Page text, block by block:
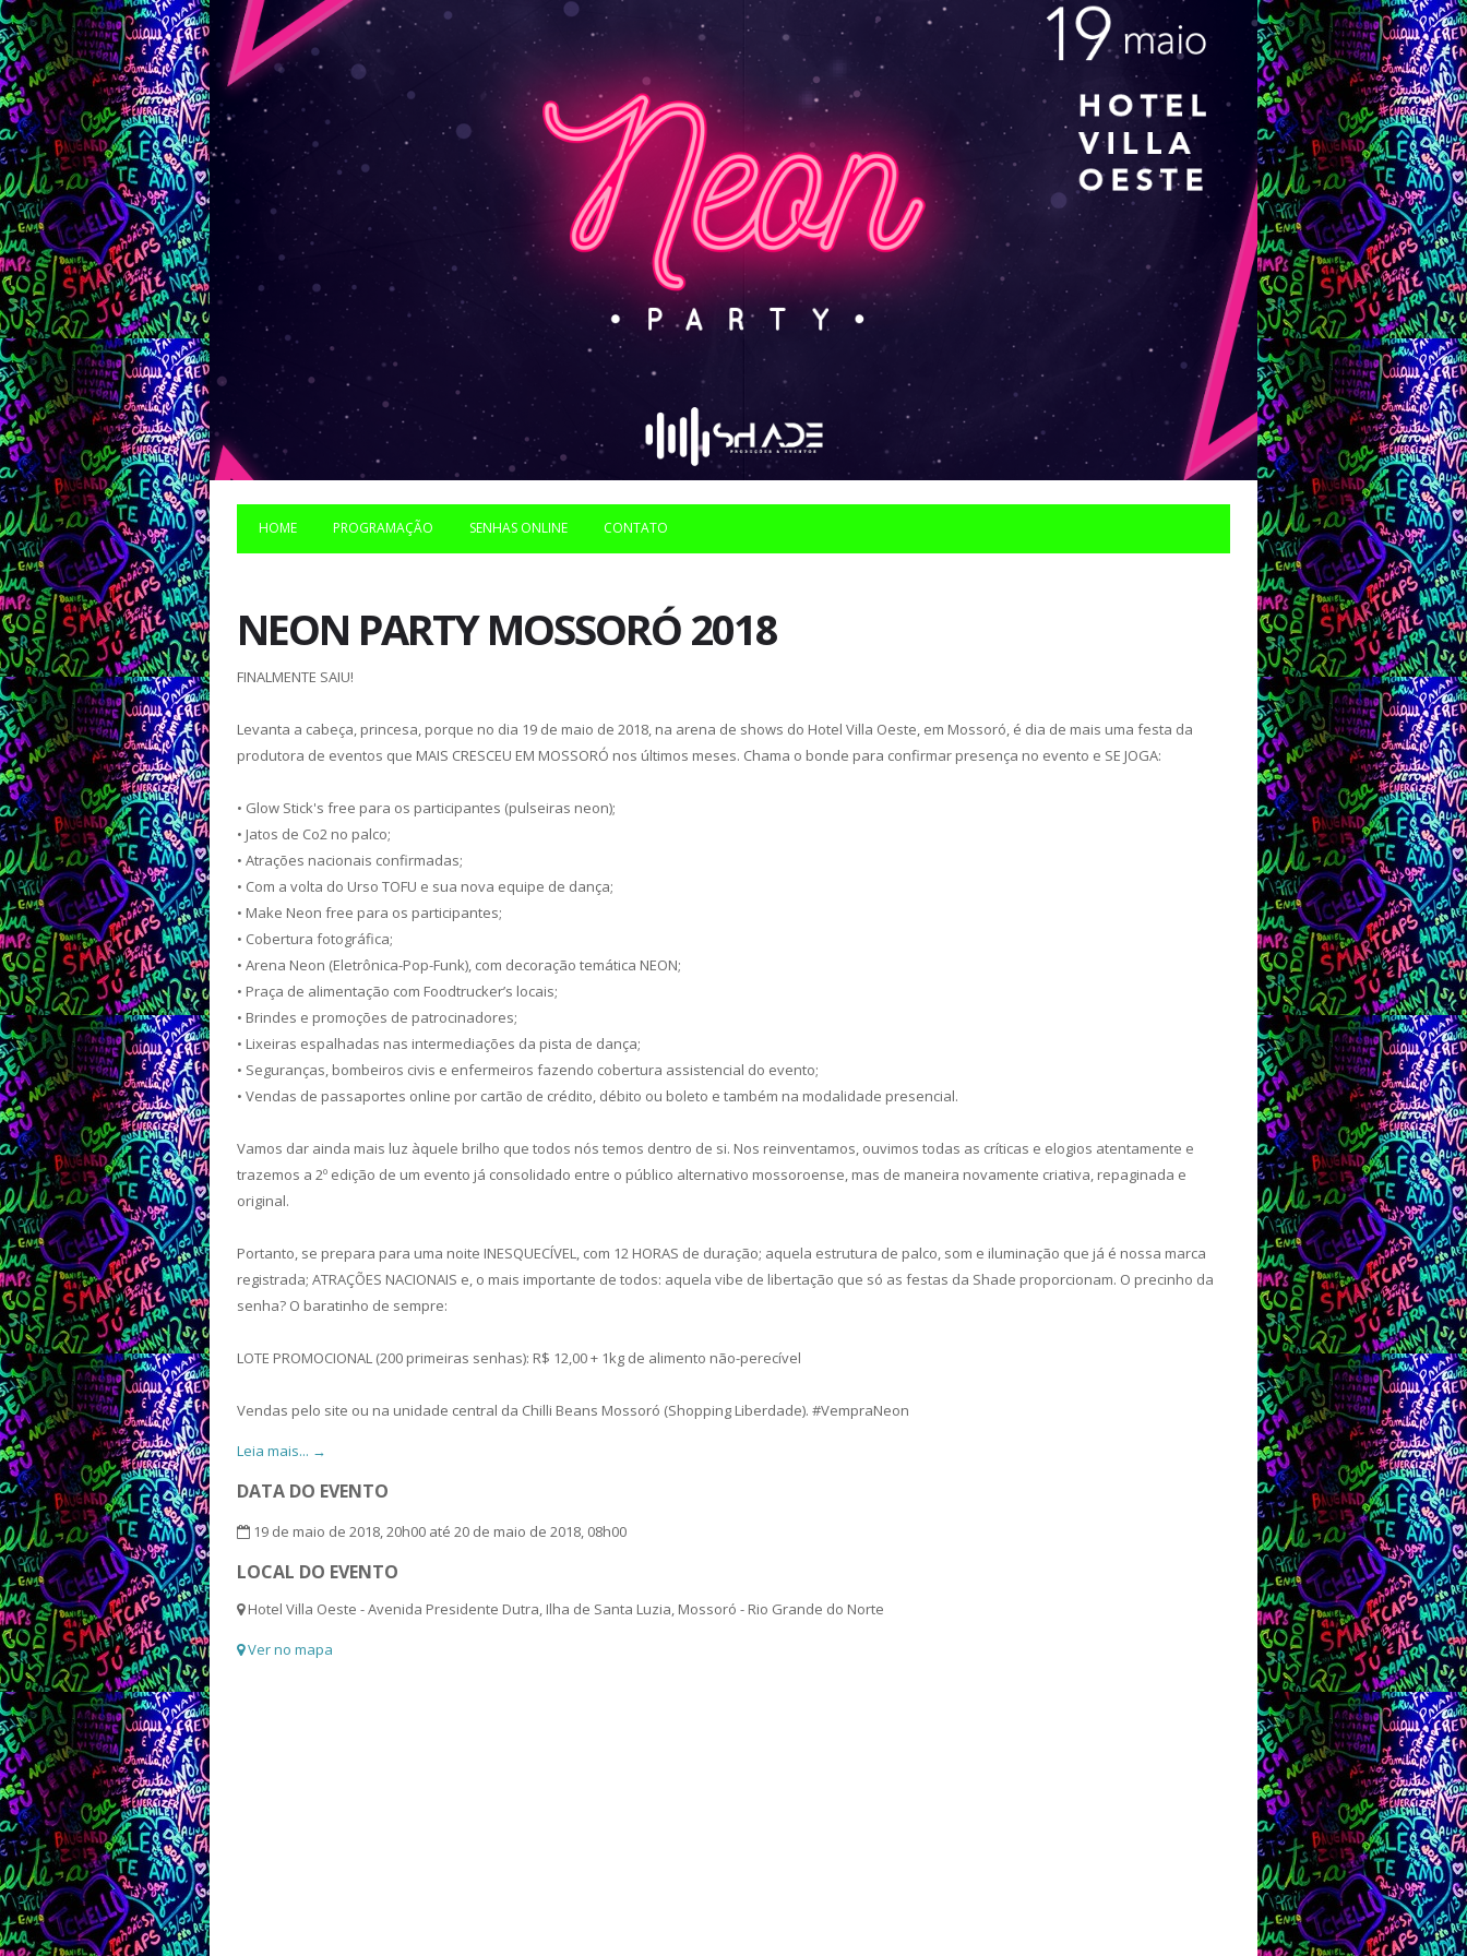
HOME PROGRAMAÇÃO SENHAS ONLINE CONTATO
NEON PARTY MOSSORÓ 2018
FINALMENTE SAIU!
Levanta a cabeça, princesa, porque no dia 19 de maio de 2018, na arena de shows do Hotel Villa Oeste, em Mossoró, é dia de mais uma festa da
produtora de eventos que MAIS CRESCEU EM MOSSORÓ nos últimos meses. Chama o bonde para confirmar presença no evento e SE JOGA:
• Glow Stick's free para os participantes (pulseiras neon);
• Jatos de Co2 no palco;
• Atrações nacionais confirmadas;
• Com a volta do Urso TOFU e sua nova equipe de dança;
• Make Neon free para os participantes;
• Cobertura fotográfica;
• Arena Neon (Eletrônica-Pop-Funk), com decoração temática NEON;
• Praça de alimentação com Foodtrucker’s locais;
• Brindes e promoções de patrocinadores;
• Lixeiras espalhadas nas intermediações da pista de dança;
• Seguranças, bombeiros civis e enfermeiros fazendo cobertura assistencial do evento;
• Vendas de passaportes online por cartão de crédito, débito ou boleto e também na modalidade presencial.
Vamos dar ainda mais luz àquele brilho que todos nós temos dentro de si. Nos reinventamos, ouvimos todas as críticas e elogios atentamente e
trazemos a 2º edição de um evento já consolidado entre o público alternativo mossoroense, mas de maneira novamente criativa, repaginada e
original.
Portanto, se prepara para uma noite INESQUECÍVEL, com 12 HORAS de duração; aquela estrutura de palco, som e iluminação que já é nossa marca
registrada; ATRAÇÕES NACIONAIS e, o mais importante de todos: aquela vibe de libertação que só as festas da Shade proporcionam. O precinho da
senha? O baratinho de sempre:
LOTE PROMOCIONAL (200 primeiras senhas): R$ 12,00 + 1kg de alimento não-perecível
Vendas pelo site ou na unidade central da Chilli Beans Mossoró (Shopping Liberdade). #VempraNeon
Leia mais... →
DATA DO EVENTO
19 de maio de 2018, 20h00 até 20 de maio de 2018, 08h00
LOCAL DO EVENTO
Hotel Villa Oeste - Avenida Presidente Dutra, Ilha de Santa Luzia, Mossoró - Rio Grande do Norte
Ver no mapa